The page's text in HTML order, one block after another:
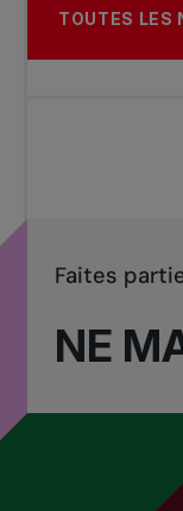
TOUTES LES
NE
Faites